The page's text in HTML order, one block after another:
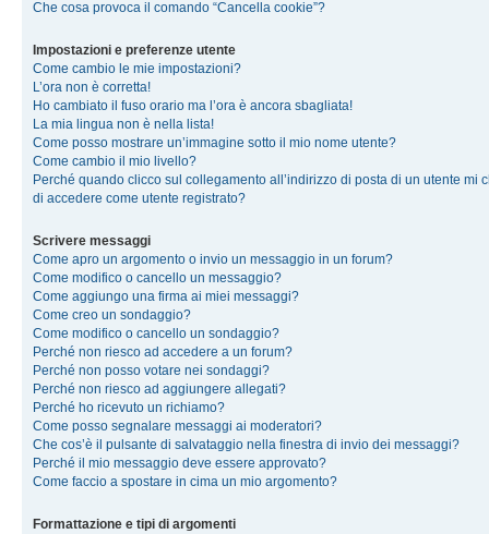
Che cosa provoca il comando “Cancella cookie”?
Impostazioni e preferenze utente
Come cambio le mie impostazioni?
L’ora non è corretta!
Ho cambiato il fuso orario ma l’ora è ancora sbagliata!
La mia lingua non è nella lista!
Come posso mostrare un’immagine sotto il mio nome utente?
Come cambio il mio livello?
Perché quando clicco sul collegamento all’indirizzo di posta di un utente mi
di accedere come utente registrato?
Scrivere messaggi
Come apro un argomento o invio un messaggio in un forum?
Come modifico o cancello un messaggio?
Come aggiungo una firma ai miei messaggi?
Come creo un sondaggio?
Come modifico o cancello un sondaggio?
Perché non riesco ad accedere a un forum?
Perché non posso votare nei sondaggi?
Perché non riesco ad aggiungere allegati?
Perché ho ricevuto un richiamo?
Come posso segnalare messaggi ai moderatori?
Che cos’è il pulsante di salvataggio nella finestra di invio dei messaggi?
Perché il mio messaggio deve essere approvato?
Come faccio a spostare in cima un mio argomento?
Formattazione e tipi di argomenti